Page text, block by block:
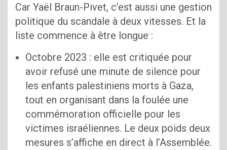
Car Yaël Braun-Pivet, c’est aussi une gestion
politique du scandale à deux vitesses. Et la
liste commence à être longue :
Octobre 2023 : elle est critiquée pour
avoir refusé une minute de silence pour
les enfants palestiniens morts à Gaza,
tout en organisant dans la foulée une
commémoration officielle pour les
victimes israéliennes. Le deux poids deux
mesures s’affiche en direct à l’Assemblée.